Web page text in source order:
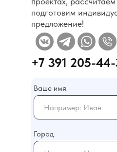
Ваше имя
Город
подготовим
предложение!
+7 391 205-